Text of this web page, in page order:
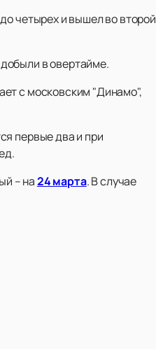
четырех и вышел во второй
в овертайме.
с московским "Динамо",
первые два и при
– на24 марта. В случае